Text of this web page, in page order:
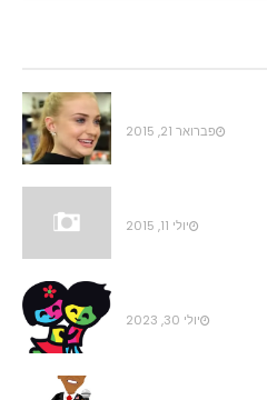
פברואר 21, 2015
יולי 11, 2015
יולי 30, 2023